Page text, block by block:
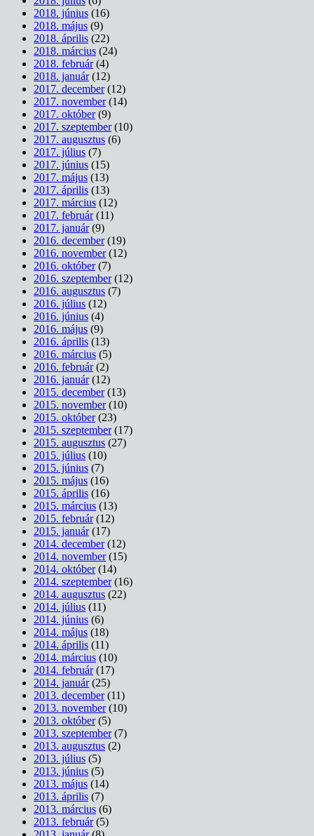
2018. június (16)
2018. május (9)
2018. április (22)
2018. március (24)
2018. február(4)
2018. január(12)
2017. december(12)
2017. november(14)
2017. október(9)
2017. szeptember(10)
2017. augusztus (6)
2017. július (7)
2017. június (15)
2017. május (13)
2017. április (13)
2017. március (12)
2017. február(11)
2017. január(9)
2016. december(19)
2016. november(12)
2016. október(7)
2016. szeptember(12)
2016. augusztus (7)
2016. július (12)
2016. június (4)
2016. május (9)
2016. április (13)
2016. március (5)
2016. február(2)
2016. január(12)
2015. december(13)
2015. november(10)
2015. október(23)
2015. szeptember(17)
2015. augusztus (27)
2015. július (10)
2015. június (7)
2015. május (16)
2015. április (16)
2015. március (13)
2015. február(12)
2015. január(17)
2014. december(12)
2014. november(15)
2014. október(14)
2014. szeptember(16)
2014. augusztus (22)
2014. július (11)
2014. június (6)
2014. május (18)
2014. április (11)
2014. március (10)
2014. február(17)
2014. január(25)
2013. december(11)
2013. november(10)
2013. október(5)
2013. szeptember(7)
2013. augusztus (2)
2013. július (5)
2013. június (5)
2013. május (14)
2013. április (7)
2013. március (6)
2013. február(5)